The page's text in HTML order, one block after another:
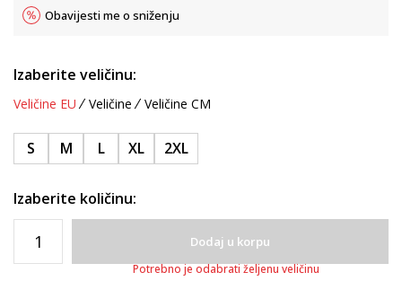
Obavijesti me o sniženju
Izaberite veličinu:
Veličine EU Veličine Veličine CM
S M L XL 2XL
Izaberite količinu:
Dodaj u korpu
Potrebno je odabrati željenu veličinu